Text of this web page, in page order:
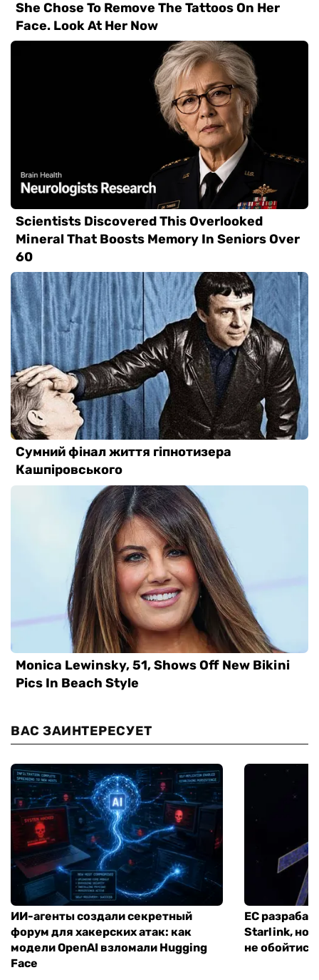
ВАС ЗАИНТЕРЕСУЕТ
ИИ-агенты создали секретный
форум для хакерских атак: как
модели OpenAI взломали Hugging
Face
ЕС
Starlink, но
не обойтись